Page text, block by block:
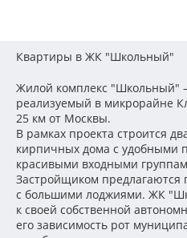
Квартиры в ЖК "Школьный"
Жилой комплекс "Школьный"
реализуемый в микрорайне
25 км от Москвы.
В рамках проекта строится
кирпичных дома с удобными
красивыми входными
Застройщиком
с большими лоджиями. ЖК
к своей собственной
его зависимость рот